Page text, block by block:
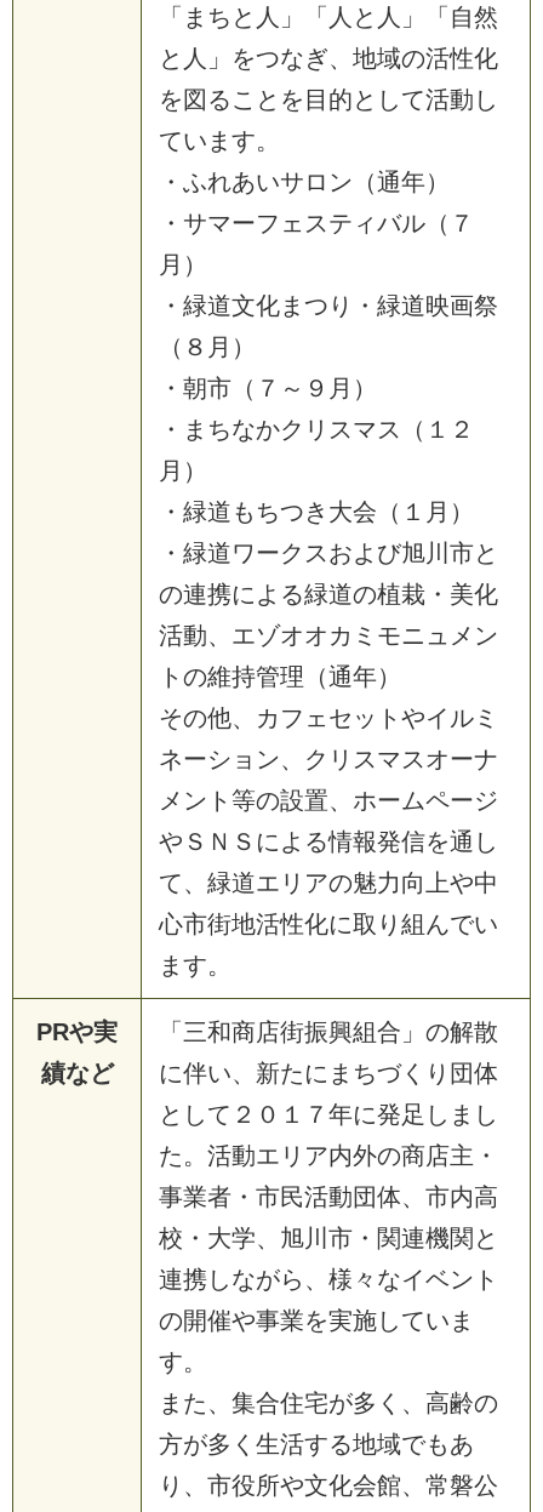
「まちと人」「人と人」「自然
と人」をつなぎ、地域の活性化
を図ることを目的として活動し
ています。
・ふれあいサロン（通年）
・サマーフェスティバル（７
月）
・緑道文化まつり・緑道映画祭
（８月）
・朝市（７～９月）
・まちなかクリスマス（１２
月）
・緑道もちつき大会（１月）
・緑道ワークスおよび旭川市と
の連携による緑道の植栽・美化
活動、エゾオオカミモニュメン
トの維持管理（通年）
その他、カフェセットやイルミ
ネーション、クリスマスオーナ
メント等の設置、ホームページ
やＳＮＳによる情報発信を通し
て、緑道エリアの魅力向上や中
心市街地活性化に取り組んでい
ます。
PRや実
績など
「三和商店街振興組合」の解散
に伴い、新たにまちづくり団体
として２０１７年に発足しまし
た。活動エリア内外の商店主・
事業者・市民活動団体、市内高
校・大学、旭川市・関連機関と
連携しながら、様々なイベント
の開催や事業を実施していま
す。
また、集合住宅が多く、高齢の
方が多く生活する地域でもあ
り、市役所や文化会館、常磐公